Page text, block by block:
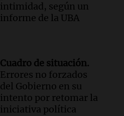
intimidad, según un
informe de la UBA
Cuadro de situación.
Errores no forzados
del Gobierno en su
intento por retomar la
iniciativa política